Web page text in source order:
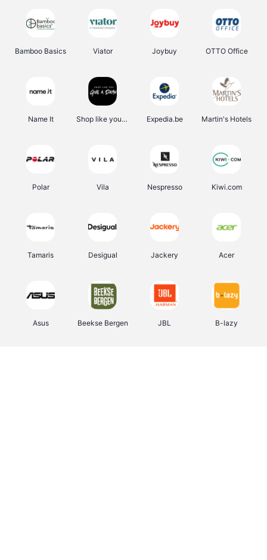
Bamboo Basics Viator Joybuy OTTO Office
Name It Shop like you Give A Damn Expedia.be Martin's Hotels
Polar Vila Nespresso Kiwi.com
Tamaris Desigual Jackery Acer
Asus Beekse Bergen JBL B-lazy